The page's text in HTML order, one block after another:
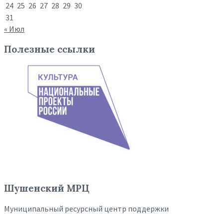
24 25 26 27 28 29 30
31
« Июл
Полезные ссылки
Шушенский МРЦ
Муниципальный ресурсный центр поддержки